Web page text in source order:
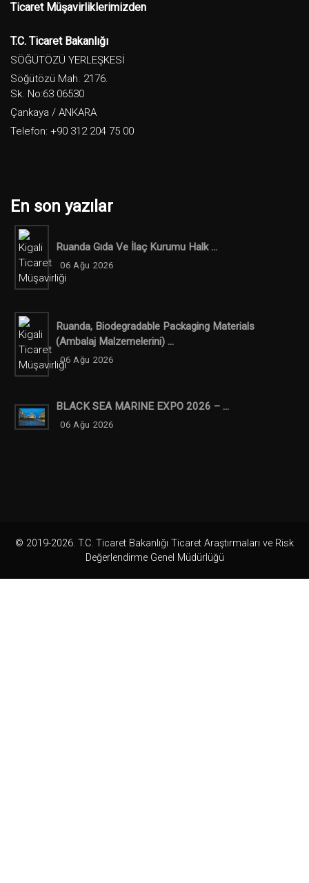
Ticaret Müşavirliklerimizden
T.C. Ticaret Bakanlığı
SÖĞÜTÖZÜ YERLEŞKESİ
Söğütözü Mah. 2176.
Sk. No:63 06530
Çankaya / ANKARA
Telefon: +90 312 204 75 00
En son yazılar
Ruanda Gıda Ve İlaç Kurumu Halk ...
06 Ağu 2026
Ruanda, Biodegradable Packaging Materials
(ambalaj Malzemelerini) ...
06 Ağu 2026
BLACK SEA MARINE EXPO 2026 – ...
06 Ağu 2026
© 2019-2026. T.C. Ticaret Bakanlığı Ticaret Araştırmaları ve Risk
Değerlendirme Genel Müdürlüğü